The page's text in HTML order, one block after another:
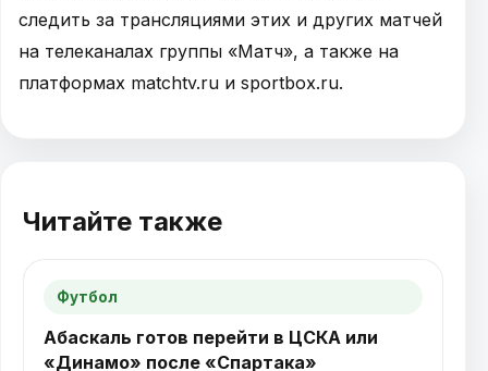
следить за трансляциями этих и других матчей
на телеканалах группы «Матч», а также на
платформах matchtv.ru и sportbox.ru.
Читайте также
Футбол
Абаскаль готов перейти в ЦСКА или
«Динамо» после «Спартака»